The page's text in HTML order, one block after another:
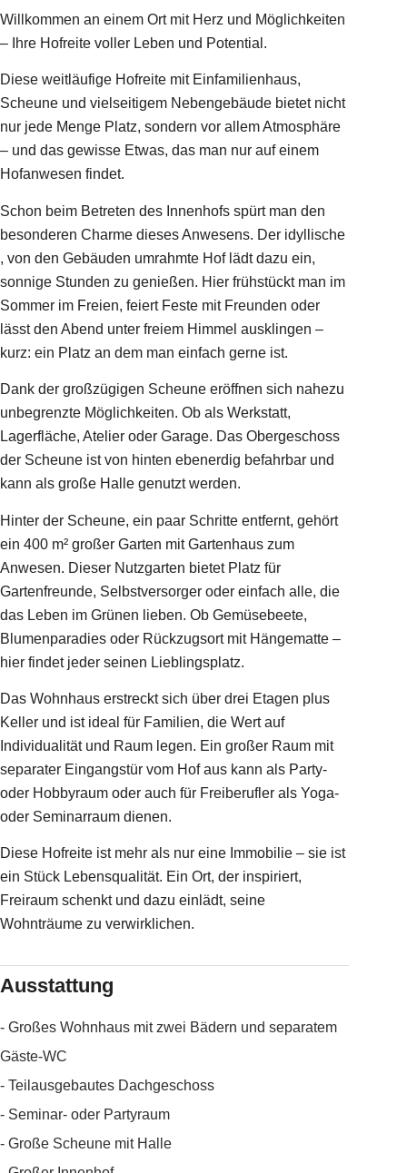
Willkommen an einem Ort mit Herz und Möglichkeiten
– Ihre Hofreite voller Leben und Potential.
Diese weitläufige Hofreite mit Einfamilienhaus,
Scheune und vielseitigem Nebengebäude bietet nicht
nur jede Menge Platz, sondern vor allem Atmosphäre
– und das gewisse Etwas, das man nur auf einem
Hofanwesen findet.
Schon beim Betreten des Innenhofs spürt man den
besonderen Charme dieses Anwesens. Der idyllische
, von den Gebäuden umrahmte Hof lädt dazu ein,
sonnige Stunden zu genießen. Hier frühstückt man im
Sommer im Freien, feiert Feste mit Freunden oder
lässt den Abend unter freiem Himmel ausklingen –
kurz: ein Platz an dem man einfach gerne ist.
Dank der großzügigen Scheune eröffnen sich nahezu
unbegrenzte Möglichkeiten. Ob als Werkstatt,
Lagerfläche, Atelier oder Garage. Das Obergeschoss
der Scheune ist von hinten ebenerdig befahrbar und
kann als große Halle genutzt werden.
Hinter der Scheune, ein paar Schritte entfernt, gehört
ein 400 m² großer Garten mit Gartenhaus zum
Anwesen. Dieser Nutzgarten bietet Platz für
Gartenfreunde, Selbstversorger oder einfach alle, die
das Leben im Grünen lieben. Ob Gemüsebeete,
Blumenparadies oder Rückzugsort mit Hängematte –
hier findet jeder seinen Lieblingsplatz.
Das Wohnhaus erstreckt sich über drei Etagen plus
Keller und ist ideal für Familien, die Wert auf
Individualität und Raum legen. Ein großer Raum mit
separater Eingangstür vom Hof aus kann als Party-
oder Hobbyraum oder auch für Freiberufler als Yoga-
oder Seminarraum dienen.
Diese Hofreite ist mehr als nur eine Immobilie – sie ist
ein Stück Lebensqualität. Ein Ort, der inspiriert,
Freiraum schenkt und dazu einlädt, seine
Wohnträume zu verwirklichen.
Ausstattung
- Großes Wohnhaus mit zwei Bädern und separatem
Gäste-WC
- Teilausgebautes Dachgeschoss
- Seminar- oder Partyraum
- Große Scheune mit Halle